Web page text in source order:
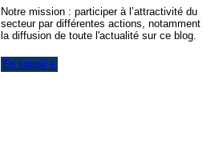
Notre mission : participer à l’attractivité du
secteur par différentes actions, notamment
la diffusion de toute l'actualité sur ce blog.
En savoir +